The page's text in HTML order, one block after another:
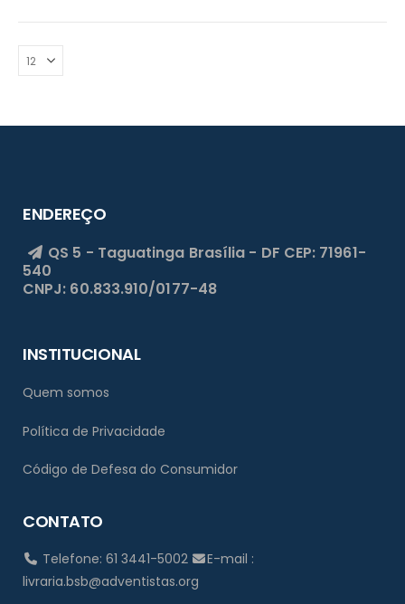
ENDEREÇO
QS 5 - Taguatinga Brasília - DF CEP: 71961-
540
CNPJ: 60.833.910/0177-48
INSTITUCIONAL
Quem somos
Política de Privacidade
Código de Defesa do Consumidor
CONTATO
Telefone: 61 3441-5002
E-mail :
livraria.bsb@adventistas.org